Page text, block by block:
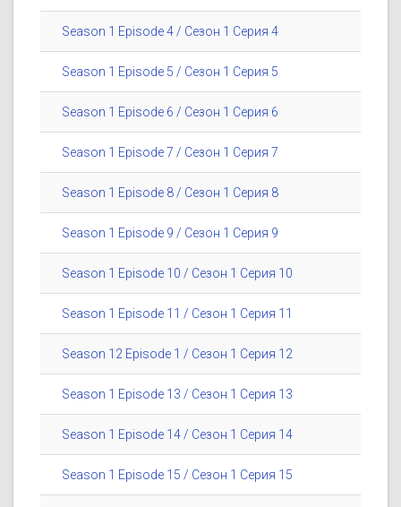
Season 1 Episode 4 / Сезон 1 Серия 4
Season 1 Episode 5 / Сезон 1 Серия 5
Season 1 Episode 6 / Сезон 1 Серия 6
Season 1 Episode 7 / Сезон 1 Серия 7
Season 1 Episode 8 / Сезон 1 Серия 8
Season 1 Episode 9 / Сезон 1 Серия 9
Season 1 Episode 10 / Сезон 1 Серия 10
Season 1 Episode 11 / Сезон 1 Серия 11
Season 12 Episode 1 / Сезон 1 Серия 12
Season 1 Episode 13 / Сезон 1 Серия 13
Season 1 Episode 14 / Сезон 1 Серия 14
Season 1 Episode 15 / Сезон 1 Серия 15